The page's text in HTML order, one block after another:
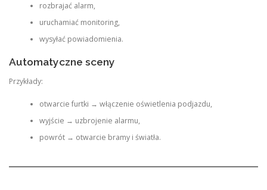
rozbrajać alarm,
uruchamiać monitoring,
wysyłać powiadomienia.
Automatyczne sceny
Przykłady:
otwarcie furtki → włączenie oświetlenia podjazdu,
wyjście → uzbrojenie alarmu,
powrót → otwarcie bramy i światła.